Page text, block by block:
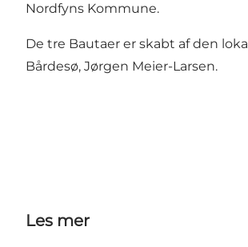
Nordfyns Kommune.
De tre Bautaer er skabt af den
Bårdesø, Jørgen Meier-Larsen.
Les mer